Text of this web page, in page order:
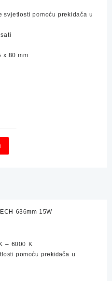
svjetlosti pomoću prekidača u
x 80 mm
636mm 15W
– 6000 K
pomoću prekidača u